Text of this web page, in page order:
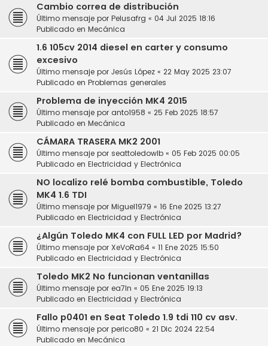
Cambio correa de distribución
Último mensaje por Pelusafrg « 04 Jul 2025 18:16
Publicado en Mecánica
1.6 105cv 2014 diesel en carter y consumo
excesivo
Último mensaje por Jesús López « 22 May 2025 23:07
Publicado en Problemas generales
Problema de inyección MK4 2015
Último mensaje por anto1958 « 25 Feb 2025 18:57
Publicado en Mecánica
CÁMARA TRASERA MK2 2001
Último mensaje por seattoledowlb « 05 Feb 2025 00:05
Publicado en Electricidad y Electrónica
NO localizo relé bomba combustible, Toledo
MK4 1.6 TDI
Último mensaje por Miguel1979 « 16 Ene 2025 13:27
Publicado en Electricidad y Electrónica
¿Algún Toledo MK4 con FULL LED por Madrid?
Último mensaje por XeVoRa64 « 11 Ene 2025 15:50
Publicado en Electricidad y Electrónica
Toledo MK2 No funcionan ventanillas
Último mensaje por ea7ln « 05 Ene 2025 19:13
Publicado en Electricidad y Electrónica
Fallo p0401 en Seat Toledo 1.9 tdi 110 cv asv.
Último mensaje por perico80 « 21 Dic 2024 22:54
Publicado en Mecánica